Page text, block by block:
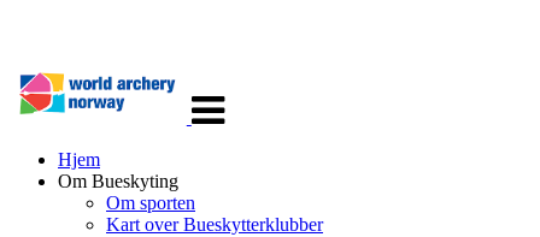
navigasjon
Hjem
Om Bueskyting
Om sporten
Kart over Bueskytterklubber